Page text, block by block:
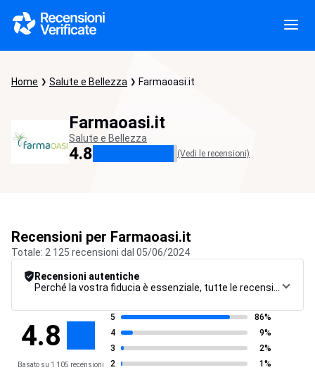
Home Salute e Bellezza Farmaoasi.it
Farmaoasi.it
Salute e Bellezza
4.8 (Vedi le recensioni)
Recensioni per Farmaoasi.it
Totale: 2 125 recensioni dal 05/06/2024
Recensioni autentiche
4.8
Basato su 1 105 recensioni
5
86%
4
9%
3
2%
2
1%